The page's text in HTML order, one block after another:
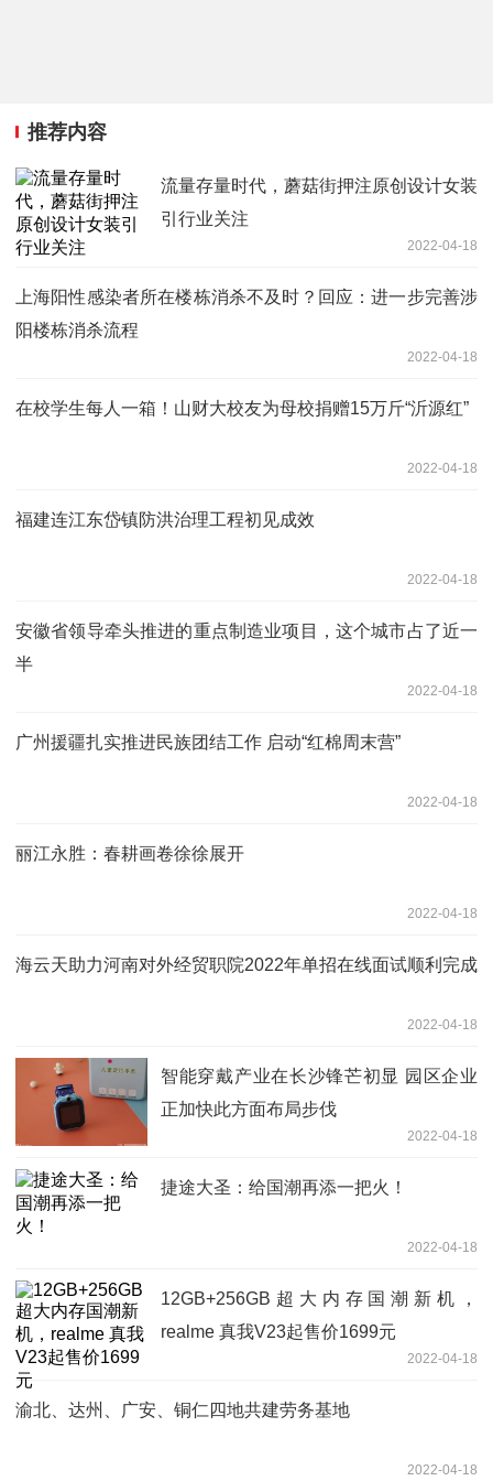
推荐内容
流量存量时代，蘑菇街押注原创设计女装
引行业关注
2022-04-18
上海阳性感染者所在楼栋消杀不及时？回应：进一步完善涉
阳楼栋消杀流程
2022-04-18
在校学生每人一箱！山财大校友为母校捐赠15万斤“沂源红”
2022-04-18
福建连江东岱镇防洪治理工程初见成效
2022-04-18
安徽省领导牵头推进的重点制造业项目，这个城市占了近一
半
2022-04-18
广州援疆扎实推进民族团结工作 启动“红棉周末营”
2022-04-18
丽江永胜：春耕画卷徐徐展开
2022-04-18
海云天助力河南对外经贸职院2022年单招在线面试顺利完成
2022-04-18
智能穿戴产业在长沙锋芒初显 园区企业
正加快此方面布局步伐
2022-04-18
捷途大圣：给国潮再添一把火！
2022-04-18
12GB+256GB超大内存国潮新机，
realme 真我V23起售价1699元
2022-04-18
渝北、达州、广安、铜仁四地共建劳务基地
2022-04-18